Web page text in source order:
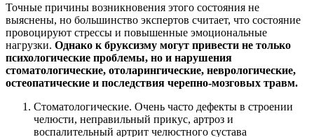
Точные причины возникновения этого состояния не
выяснены, но большинство экспертов считает, что состояние
провоцируют стрессы и повышенные эмоциональные
нагрузки. Однако к бруксизму могут привести не только
психологические проблемы, но и нарушения
стоматологические, отоларингические, неврологические,
остеопатические и последствия черепно-мозговых травм.
Стоматологические. Очень часто дефекты в строении
челюсти, неправильный прикус, артроз и
воспалительный артрит челюстного сустава